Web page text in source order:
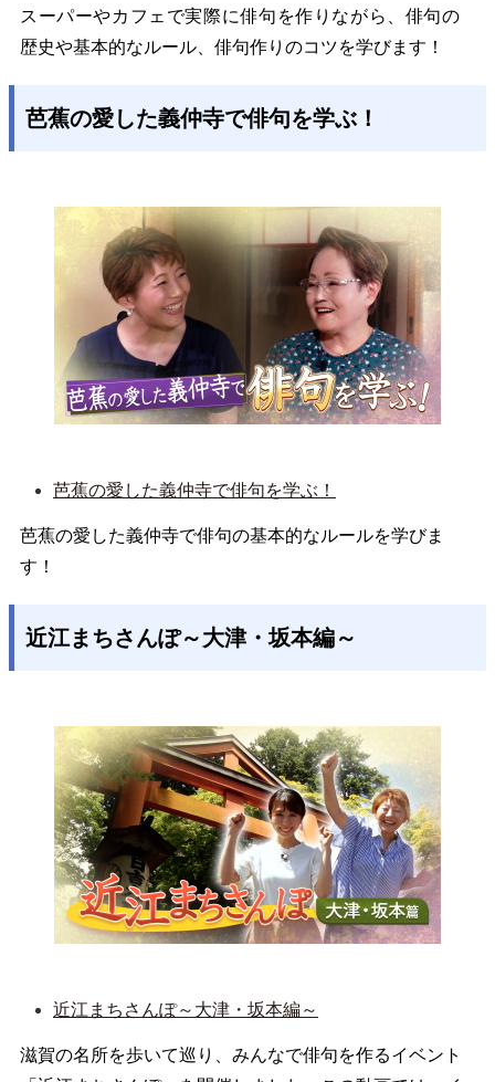
スーパーやカフェで実際に俳句を作りながら、俳句の
歴史や基本的なルール、俳句作りのコツを学びます！
芭蕉の愛した義仲寺で俳句を学ぶ！
芭蕉の愛した義仲寺で俳句を学ぶ！
芭蕉の愛した義仲寺で俳句の基本的なルールを学びま
す！
近江まちさんぽ～大津・坂本編～
近江まちさんぽ～大津・坂本編～
滋賀の名所を歩いて巡り、みんなで俳句を作るイベント